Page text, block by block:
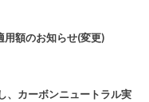
額のお知らせ(変更)
、カーボンニュートラル実